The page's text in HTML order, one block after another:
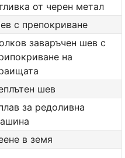
от черен метал
с препокриване
заваръчен шев с
на
шев
за редоливна
в земя